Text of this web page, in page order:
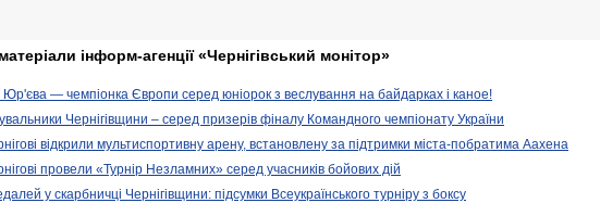
інформ-агенції «Чернігівський монітор»
— чемпіонка Європи серед юніорок з веслування на байдарках і каное!
Чернігівщини – серед призерів фіналу Командного чемпіонату України
відкрили мультиспортивну арену, встановлену за підтримки міста-побратима Аахена
провели «Турнір Незламних» серед учасників бойових дій
у скарбничці Чернігівщини: підсумки Всеукраїнського турніру з боксу